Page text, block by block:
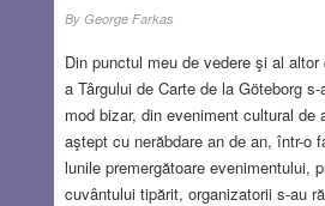
By George Farkas
Din punctul meu de vedere şi al
a Târgului de Carte de la Göteborg
mod bizar, din eveniment cultural de
aştept cu nerăbdare an de an, într-o
lunile premergătoare evenimentului,
cuvântului tipărit, organizatorii s-au